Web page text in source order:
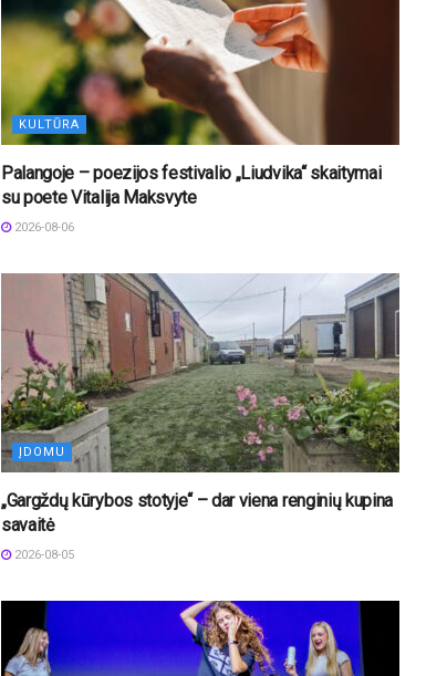
KULTŪRA
Palangoje – poezijos festivalio „Liudvika“ skaitymai
su poete Vitalija Maksvyte
2026-08-06
ĮDOMU
„Gargždų kūrybos stotyje“ – dar viena renginių kupina
savaitė
2026-08-05